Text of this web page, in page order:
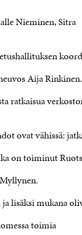
Nieminen, Sitra
Aija
ratkaisua
ovat vähissä:
on toiminut
lisäksi mukana
toimia